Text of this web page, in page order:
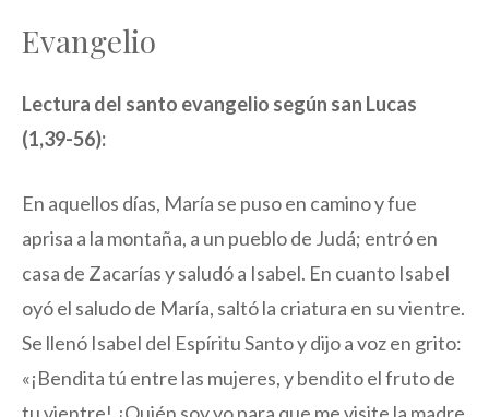
Evangelio
Lectura del santo evangelio según san Lucas
(1,39-56):
En aquellos días, María se puso en camino y fue
aprisa a la montaña, a un pueblo de Judá; entró en
casa de Zacarías y saludó a Isabel. En cuanto Isabel
oyó el saludo de María, saltó la criatura en su vientre.
Se llenó Isabel del Espíritu Santo y dijo a voz en grito:
«¡Bendita tú entre las mujeres, y bendito el fruto de